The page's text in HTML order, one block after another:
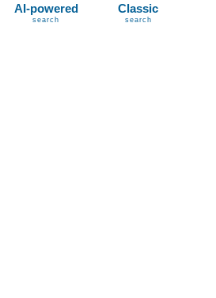
AI-powered
search
Classic
search